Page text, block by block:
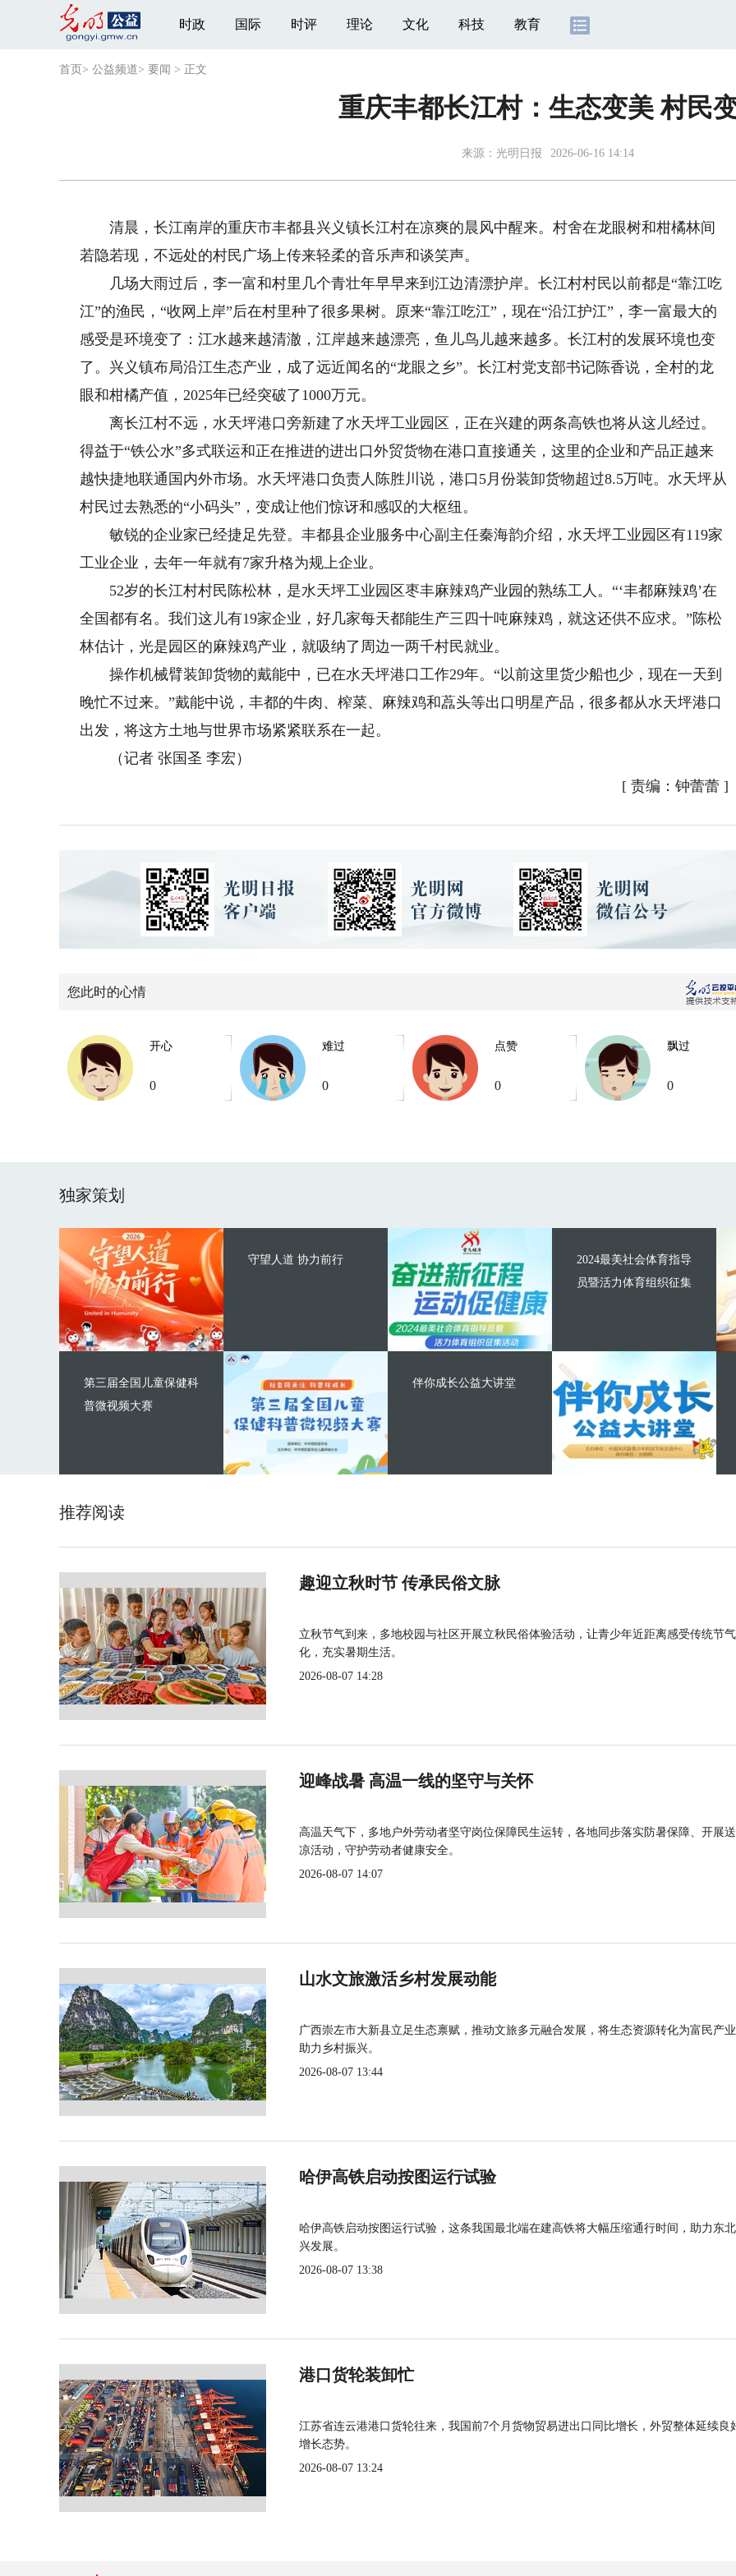
时政 国际 时评 理论 文化 科技 教育
首页 > 公益频道> 要闻 > 正文
重庆丰都长江村：生态变美 村民
来源： 光明日报 2026-06-16 14:14
清晨，长江南岸的重庆市丰都县兴义镇长江村在凉爽的晨风中醒来。村舍在龙眼树和柑橘林间
若隐若现，不远处的村民广场上传来轻柔的音乐声和谈笑声。
几场大雨过后，李一富和村里几个青壮年早早来到江边清漂护岸。长江村村民以前都是“靠江吃
江”的渔民，“收网上岸”后在村里种了很多果树。原来“靠江吃江”，现在“沿江护江”，李一富最大的
感受是环境变了：江水越来越清澈，江岸越来越漂亮，鱼儿鸟儿越来越多。长江村的发展环境也变
了。兴义镇布局沿江生态产业，成了远近闻名的“龙眼之乡”。长江村党支部书记陈香说，全村的龙
眼和柑橘产值，2025年已经突破了1000万元。
离长江村不远，水天坪港口旁新建了水天坪工业园区，正在兴建的两条高铁也将从这儿经过。
得益于“铁公水”多式联运和正在推进的进出口外贸货物在港口直接通关，这里的企业和产品正越来
越快捷地联通国内外市场。水天坪港口负责人陈胜川说，港口5月份装卸货物超过8.5万吨。水天坪从
村民过去熟悉的“小码头”，变成让他们惊讶和感叹的大枢纽。
敏锐的企业家已经捷足先登。丰都县企业服务中心副主任秦海韵介绍，水天坪工业园区有119家
工业企业，去年一年就有7家升格为规上企业。
52岁的长江村村民陈松林，是水天坪工业园区枣丰麻辣鸡产业园的熟练工人。“‘丰都麻辣鸡’在
全国都有名。我们这儿有19家企业，好几家每天都能生产三四十吨麻辣鸡，就这还供不应求。”陈松
林估计，光是园区的麻辣鸡产业，就吸纳了周边一两千村民就业。
操作机械臂装卸货物的戴能中，已在水天坪港口工作29年。“以前这里货少船也少，现在一天到
晚忙不过来。”戴能中说，丰都的牛肉、榨菜、麻辣鸡和藠头等出口明星产品，很多都从水天坪港口
出发，将这方土地与世界市场紧紧联系在一起。
（记者 张国圣 李宏）
[ 责编：钟蕾蕾 ]
您此时的心情
开心
0
难过
0
点赞
0
飘过
0
独家策划
守望人道 协力前行
第三届全国儿童保健科
普微视频大赛
2024最美社会体育指导
员暨活力体育组织征集
伴你成长公益大讲堂
推荐阅读
趣迎立秋时节 传承民俗文脉
立秋节气到来，多地校园与社区开展立秋民俗体验活动，让青少年近距离感受传统节
化，充实暑期生活。
2026-08-07 14:28
迎峰战暑 高温一线的坚守与关怀
高温天气下，多地户外劳动者坚守岗位保障民生运转，各地同步落实防暑保障、开展
凉活动，守护劳动者健康安全。
2026-08-07 14:07
山水文旅激活乡村发展动能
广西崇左市大新县立足生态禀赋，推动文旅多元融合发展，将生态资源转化为富民产
助力乡村振兴。
2026-08-07 13:44
哈伊高铁启动按图运行试验
哈伊高铁启动按图运行试验，这条我国最北端在建高铁将大幅压缩通行时间，助力东
兴发展。
2026-08-07 13:38
港口货轮装卸忙
江苏省连云港港口货轮往来，我国前7个月货物贸易进出口同比增长，外贸整体延续良
增长态势。
2026-08-07 13:24